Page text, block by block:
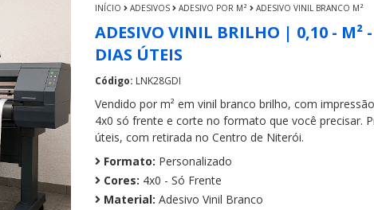
INÍCIO ADESIVOS ADESIVO POR M² ADESIVO VINIL BRANCO M²
ADESIVO VINIL BRILHO | 0,10 - M²
DIAS ÚTEIS
Código: LNK28GDI
Vendido por m² em vinil branco brilho, com
4x0 só frente e corte no formato que você precisar.
úteis, com retirada no Centro de Niterói.
Formato: Personalizado
Cores: 4x0 - Só Frente
Material: Adesivo Vinil Branco